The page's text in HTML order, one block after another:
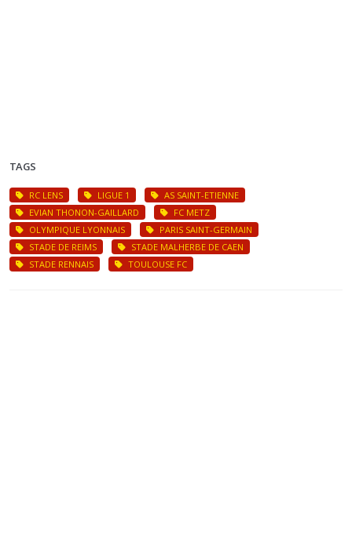
TAGS
RC LENS LIGUE 1
AS SAINT-ETIENNE
EVIAN THONON-GAILLARD
FC METZ
OLYMPIQUE LYONNAIS
PARIS SAINT-GERMAIN
STADE DE REIMS
STADE MALHERBE DE CAEN
STADE RENNAIS
TOULOUSE FC